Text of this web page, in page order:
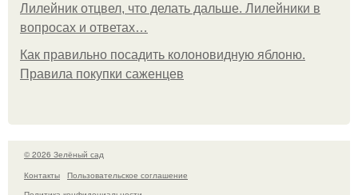
Лилейник отцвел, что делать дальше. Лилейники в
вопросах и ответах…
Как правильно посадить колоновидную яблоню.
Правила покупки саженцев
© 2026 Зелёный сад
Контакты
Пользовательское соглашение